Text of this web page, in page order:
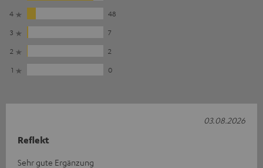
4
48
3
7
2
2
1
0
Reflekt
Sehr gute Ergänzung
03.08.2026